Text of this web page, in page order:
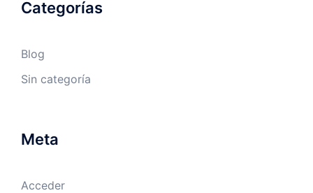
Categorías
Blog
Sin categoría
Meta
Acceder